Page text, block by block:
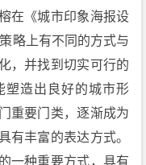
在《城市印象海报设
略上有不同的方式与
，并找到切实可行的
塑造出良好的城市形
重要门类，逐渐成为
有丰富的表达方式。
一种重要方式，具有